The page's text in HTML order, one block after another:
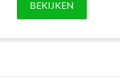
BEKIJKEN